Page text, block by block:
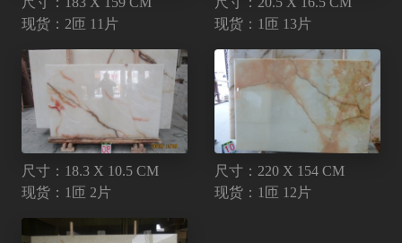
现货：2匝 11片
现货：1匝 13片
尺寸：18.3 X 10.5 CM
现货：1匝 2片
尺寸：220 X 154 CM
现货：1匝 12片